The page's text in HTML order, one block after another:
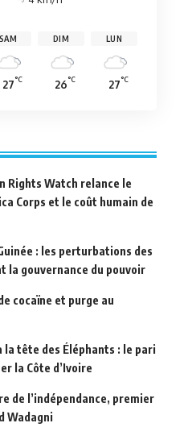
SAM
27°C
DIM
26°C
LUN
27°C
Rights Watch relance le
Corps et le coût humain de
: les perturbations des
la gouvernance du pouvoir
cocaïne et purge au
la tête des Éléphants : le pari
la Côte d’Ivoire
de l’indépendance, premier
Wadagni